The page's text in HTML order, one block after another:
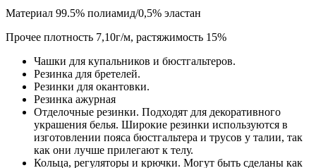
Материал 99.5% полиамид/0,5% эластан
Прочее плотность 7,10г/м, растяжимость 15%
Чашки для купальников и бюстгальтеров.
Резинка для бретелей.
Резинки для окантовки.
Резинка ажурная
Отделочные резинки. Подходят для декоративного
украшения белья. Широкие резинки используются в
изготовлении пояса бюстгальтера и трусов у талии, так
как они лучше прилегают к телу.
Кольца, регуляторы и крючки. Могут быть сделаны как